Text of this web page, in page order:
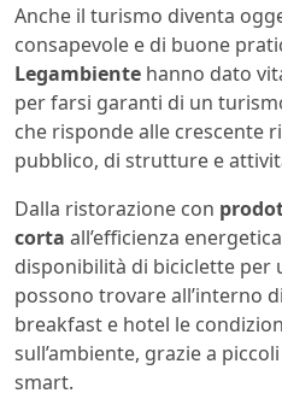
Anche il turismo diventa
consapevole e di buone
Legambiente hanno dato
per farsi garanti di un
che risponde alle crescente
pubblico, di strutture e
Dalla ristorazione con
corta all’efficienza
disponibilità di biciclette per
possono trovare all’interno
breakfast e hotel le
sull’ambiente, grazie a
smart.